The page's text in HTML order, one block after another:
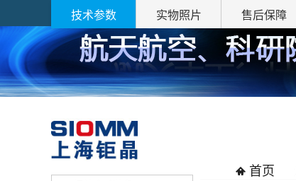
深耕高温技术，成就材料新突破
首页
技术参数 实物照片 售后保障